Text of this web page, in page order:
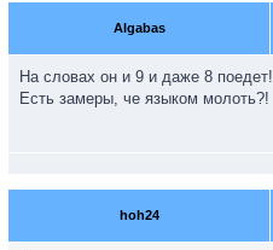
Algabas
На словах он и 9 и даже 8 поедет!
Есть замеры, че языком молоть?!
hoh24